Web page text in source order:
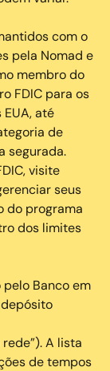
com o
pela Nomad e
membro do
FDIC para os
até
de
segurada.
visite
seus
do programa
dos limites
Banco em
A lista
de tempos